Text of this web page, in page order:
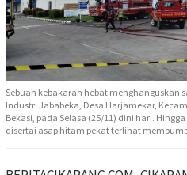
Sebuah kebakaran hebat menghanguskan
Industri Jababeka, Desa Harjamekar,
Bekasi, pada Selasa (25/11) dini hari.
disertai asap hitam pekat terlihat